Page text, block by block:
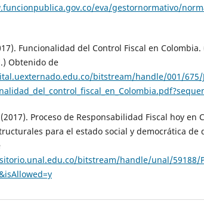
eva/gestornormativo/
Funcionalidad del Control Fiscal en Colombia.
Obtenido de
bitstream/handle/001/675/
Proceso de Responsabilidad Fiscal hoy en
para el estado social y democrática de
bitstream/handle/unal/59188/